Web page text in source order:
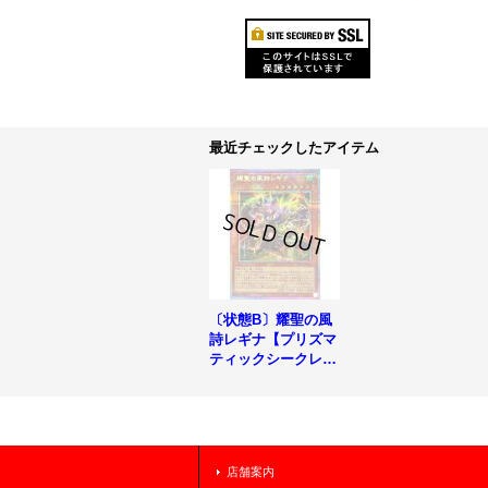
最近チェックしたアイテム
〔状態B〕耀聖の風
詩レギナ【プリズマ
ティックシークレッ
店舗案内